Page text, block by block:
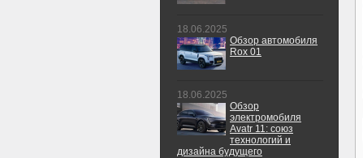
18.06.2025
Обзор автомобиля
Rox 01
18.06.2025
Обзор
электромобиля
Avatr 11: союз
технологий и
дизайна будущего